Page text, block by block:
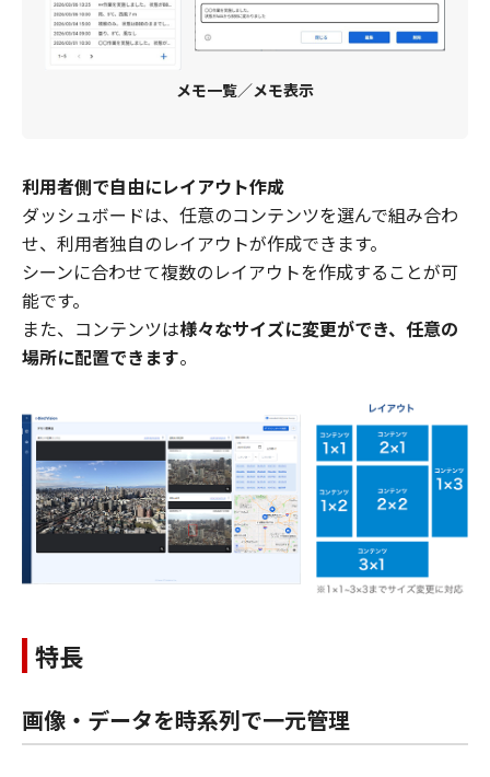
メモ一覧／メモ表示
利用者側で自由にレイアウト作成
ダッシュボードは、任意のコンテンツを選んで組み合わ
せ、利用者独自のレイアウトが作成できます。
シーンに合わせて複数のレイアウトを作成することが可
能です。
また、コンテンツは様々なサイズに変更ができ、任意の
場所に配置できます。
特長
画像・データを時系列で一元管理